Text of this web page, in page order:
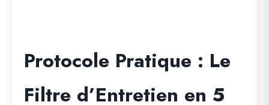
Protocole Pratique : Le
Filtre d’Entretien en 5